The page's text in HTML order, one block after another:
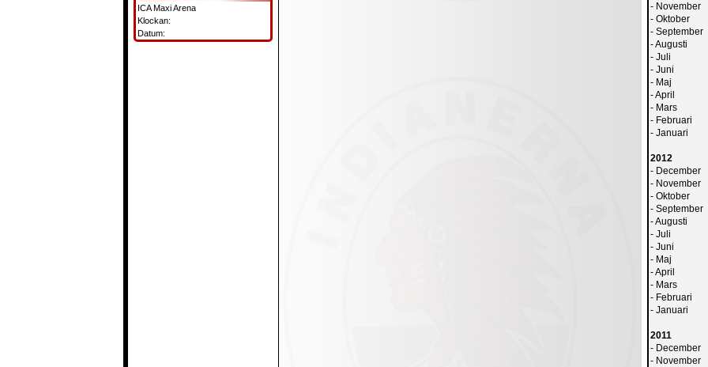
ICA Maxi Arena
Klockan:
Datum:
- November
- Oktober
- September
-Augusti
- Juli
- Juni
- Maj
-April
- Mars
- Februari
- Januari
2012
- December
- November
- Oktober
- September
-Augusti
- Juli
- Juni
- Maj
-April
- Mars
- Februari
- Januari
2011
- December
- November